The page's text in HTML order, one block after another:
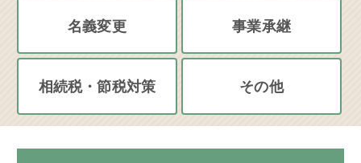
名義変更 事業承継
相続税・節税対策 その他